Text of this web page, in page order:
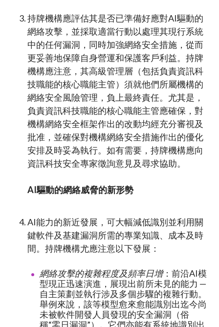
持牌機構應評估其是否已準備好應對AI驅動的
網絡攻擊，並採取適當行動以處理其現行系統
中的任何漏洞，同時加強網絡安全措施，從而
更妥善地保障自身營運和保護客戶利益。持牌
機構應注意，其高級管理層（包括負責資訊科
技職能的核心職能主管）須就他們所屬機構的
網絡安全風險管理，負上最終責任。尤其是，
負責資訊科技職能的核心職能主管應確保，對
機構網絡安全框架作出的改動均經充分審視及
批准，並確保對機構網絡安全措施作出的優化
安排及時妥為執行。如有需要，持牌機構應向
資訊科技安全專家徵詢意見及尋求協助。
AI驅動的網絡威脅的新形勢
AI能力的新近發展，可大幅減低識別並利用關
鍵軟件及基建漏洞所需的專業知識、成本及時
間。持牌機構尤應注意以下發展：
網絡攻擊的複雜程度及頻率日增：前沿AI模
型現正迅速演進，展現出前所未見的能力 —
自主策劃並執行涉及多個步驟的複雜行動。
舉例來說，該等模型愈來愈能識別出迄今尚
未被軟件開發人員發現的安全漏洞（俗
稱“零日漏洞”）。它們亦能有系統地識別出